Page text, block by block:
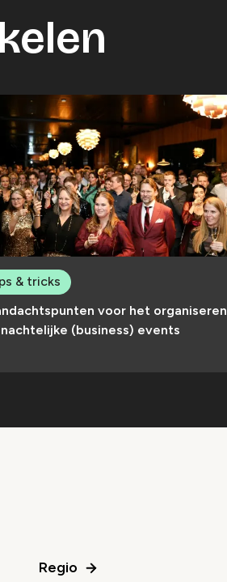
voor het organiseren
(business) events
& tricks
Regio